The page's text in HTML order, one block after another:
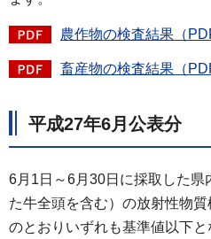
農作物の検査結果（
畜産物の検査結果（
平成27年6月公表分
6月1日～6月30日に採取した県
た牛全頭を含む）の放射性物
のとおりいずれも基準値以下